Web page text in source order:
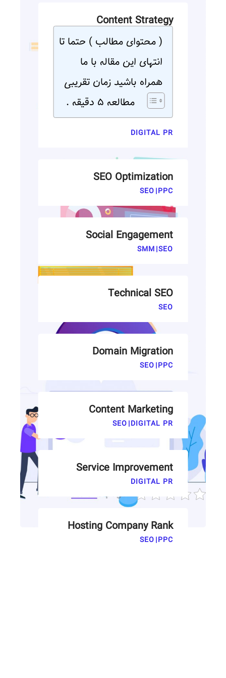
Content Strategy
( محتوای مطالب ) حتما تا
انتهای این مقاله با ما
همراه باشید زمان تقریبی
مطالعه ۵ دقیقه .
DIGITAL PR
SEO Optimization
PPC
|
SEO
Social Engagement
SEO
|
SMM
Technical SEO
SEO
Domain Migration
PPC
|
SEO
Content Marketing
DIGITAL PR
|
SEO
Service Improvement
DIGITAL PR
Hosting Company Rank
PPC
|
SEO
LOAD MORE
Rate this page